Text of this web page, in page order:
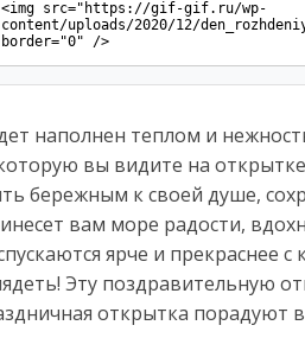
наполнен теплом и
вы видите на
бережным к своей душе,
вам море радости,
ярче и
Эту поздравительную
открытка порадуют